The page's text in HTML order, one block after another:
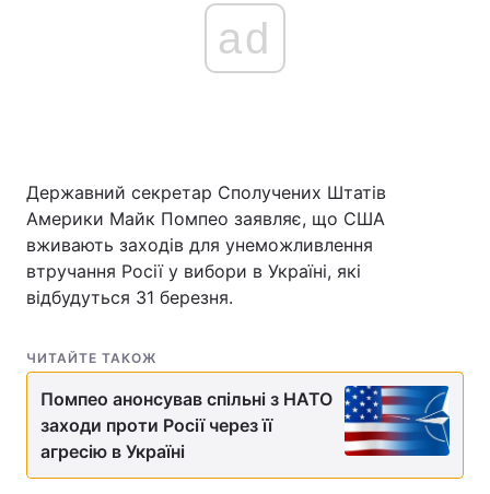
ad
Державний секретар Сполучених Штатів
Америки Майк Помпео заявляє, що США
вживають заходів для унеможливлення
втручання Росії у вибори в Україні, які
відбудуться 31 березня.
ЧИТАЙТЕ ТАКОЖ
Помпео анонсував спільні з НАТО
заходи проти Росії через її
агресію в Україні